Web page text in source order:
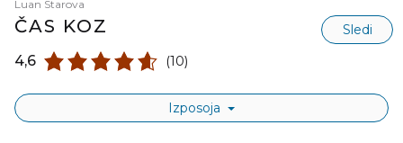
Luan Starova
ČAS KOZ Sledi
4,6 (10)
Izposoja